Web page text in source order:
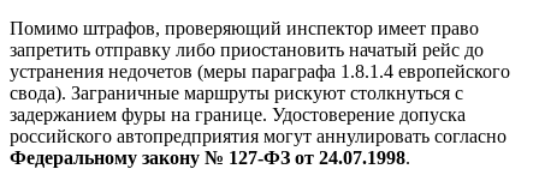
Помимо штрафов, проверяющий инспектор имеет право
запретить отправку либо приостановить начатый рейс до
устранения недочетов (меры параграфа 1.8.1.4 европейского
свода). Заграничные маршруты рискуют столкнуться с
задержанием фуры на границе. Удостоверение допуска
российского автопредприятия могут аннулировать согласно
Федеральному закону № 127-ФЗ от 24.07.1998.